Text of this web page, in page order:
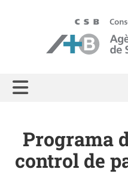
ASPB - Agència
Programa
control de